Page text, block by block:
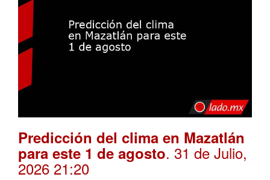
Predicción del clima en Mazatlán
para este 1 de agosto. 31 de Julio,
2026 21:20